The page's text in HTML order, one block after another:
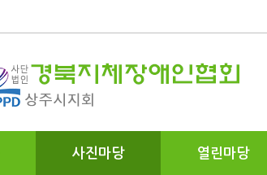
사진마당 열린마당